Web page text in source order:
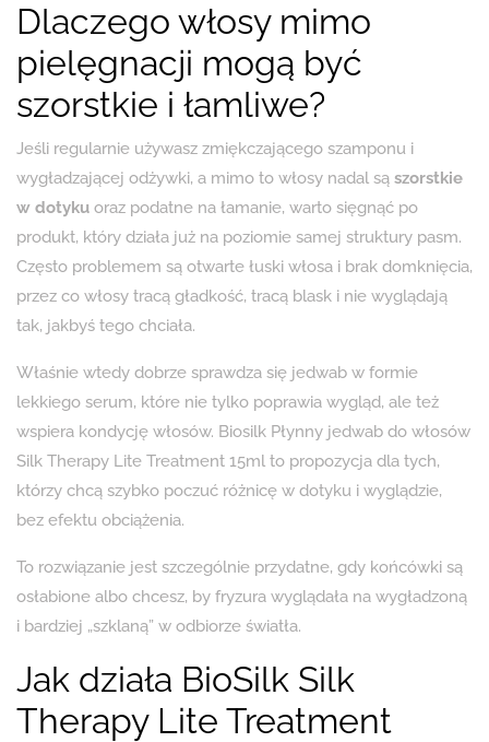
Dlaczego włosy mimo
pielęgnacji mogą być
szorstkie i łamliwe?
Jeśli regularnie używasz zmiękczającego szamponu i
wygładzającej odżywki, a mimo to włosy nadal są szorstkie
w dotyku oraz podatne na łamanie, warto sięgnąć po
produkt, który działa już na poziomie samej struktury pasm.
Często problemem są otwarte łuski włosa i brak domknięcia,
przez co włosy tracą gładkość, tracą blask i nie wyglądają
tak, jakbyś tego chciała.
Właśnie wtedy dobrze sprawdza się jedwab w formie
lekkiego serum, które nie tylko poprawia wygląd, ale też
wspiera kondycję włosów. Biosilk Płynny jedwab do włosów
Silk Therapy Lite Treatment 15ml to propozycja dla tych,
którzy chcą szybko poczuć różnicę w dotyku i wyglądzie,
bez efektu obciążenia.
To rozwiązanie jest szczególnie przydatne, gdy końcówki są
osłabione albo chcesz, by fryzura wyglądała na wygładzoną
i bardziej „szklaną” w odbiorze światła.
Jak działa BioSilk Silk
Therapy Lite Treatment